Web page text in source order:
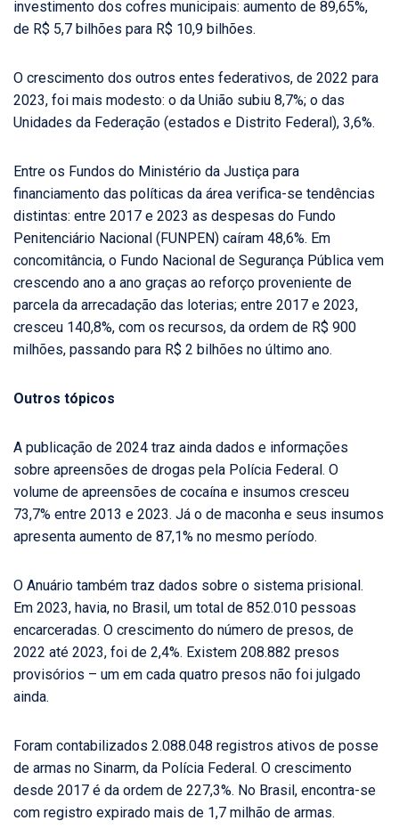
investimento dos cofres municipais: aumento de 89,65%,
de R$ 5,7 bilhões para R$ 10,9 bilhões.
O crescimento dos outros entes federativos, de 2022 para
2023, foi mais modesto: o da União subiu 8,7%; o das
Unidades da Federação (estados e Distrito Federal), 3,6%.
Entre os Fundos do Ministério da Justiça para
financiamento das políticas da área verifica-se tendências
distintas: entre 2017 e 2023 as despesas do Fundo
Penitenciário Nacional (FUNPEN) caíram 48,6%. Em
concomitância, o Fundo Nacional de Segurança Pública vem
crescendo ano a ano graças ao reforço proveniente de
parcela da arrecadação das loterias; entre 2017 e 2023,
cresceu 140,8%, com os recursos, da ordem de R$ 900
milhões, passando para R$ 2 bilhões no último ano.
Outros tópicos
A publicação de 2024 traz ainda dados e informações
sobre apreensões de drogas pela Polícia Federal. O
volume de apreensões de cocaína e insumos cresceu
73,7% entre 2013 e 2023. Já o de maconha e seus insumos
apresenta aumento de 87,1% no mesmo período.
O Anuário também traz dados sobre o sistema prisional.
Em 2023, havia, no Brasil, um total de 852.010 pessoas
encarceradas. O crescimento do número de presos, de
2022 até 2023, foi de 2,4%. Existem 208.882 presos
provisórios – um em cada quatro presos não foi julgado
ainda.
Foram contabilizados 2.088.048 registros ativos de posse
de armas no Sinarm, da Polícia Federal. O crescimento
desde 2017 é da ordem de 227,3%. No Brasil, encontra-se
com registro expirado mais de 1,7 milhão de armas.